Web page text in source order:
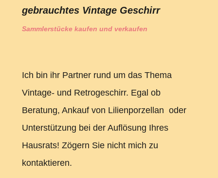
gebrauchtes Vintage Geschirr
Sammlerstücke kaufen und verkaufen
Ich bin ihr Partner rund um das Thema
Vintage- und Retrogeschirr. Egal ob
Beratung, Ankauf von Lilienporzellan oder
Unterstützung bei der Auflösung Ihres
Hausrats! Zögern Sie nicht mich zu
kontaktieren.